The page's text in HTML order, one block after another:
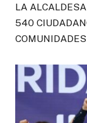
LA
540
COMUNIDADES